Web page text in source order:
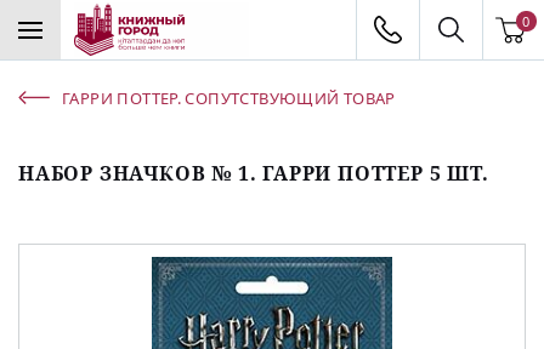
0
ГАРРИ ПОТТЕР. СОПУТСТВУЮЩИЙ ТОВАР
НАБОР ЗНАЧКОВ № 1. ГАРРИ ПОТТЕР 5 ШТ.